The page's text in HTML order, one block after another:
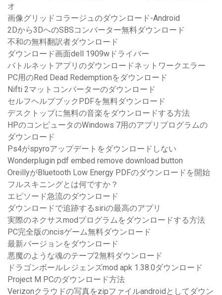
オ
画像グリッドコラージュのダウンロード-Android
2Dから3DへのSBSコンバーター無料ダウンロード
不和の無料翻訳者ダウンロード
ダウンロード画面dell 1909wドライバー
バトルネットアプリのダウンロードネットワークエラー
PC用のRed Dead Redemptionをダウンロード
Nifti 2マットコンバーターのダウンロード
セルフヘルプブックPDFを無料ダウンロード
デスクトップに無料の音楽をダウンロードする方法
HPのコンピュータのWindows 7用のアプリプログラムの
ダウンロード
Ps4がspyroアップデートをダウンロードしない
Wonderplugin pdf embed remove download button
OreillyがBluetooth Low Energy PDFのダウンロードを開始
フルスキニングとは何ですか？
エピソード急流のダウンロード
ダウンロードで追跡するsiriの最高のアプリ
実際のネクサスmodプログラムをダウンロードする方法
PC完全版のncisゲーム無料ダウンロード
最新バージョンをダウンロード
悪魔のような魂のテープ2無料ダウンロード
ドラゴンボールレジェンズmod apk 1.38.0ダウンロード
Project M PCのダウンロード方法
Verizonクラウドの写真をzipファイルandroidとしてダウン